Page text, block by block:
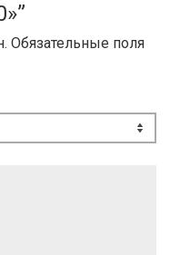
Обязательные поля